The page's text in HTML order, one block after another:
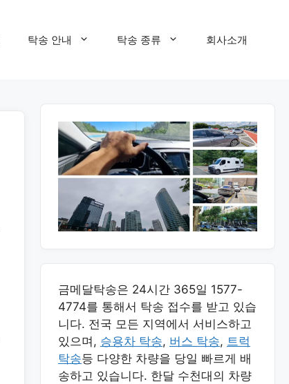
탁송 안내 탁송 종류 회사소개
금메달탁송은 24시간 365일 1577-
4774를 통해서 탁송 접수를 받고 있습
니다. 전국 모든 지역에서 서비스하고
있으며, 승용차 탁송, 버스 탁송, 트럭
탁송등 다양한 차량을 당일 빠르게 배
송하고 있습니다. 한달 수천대의 차량